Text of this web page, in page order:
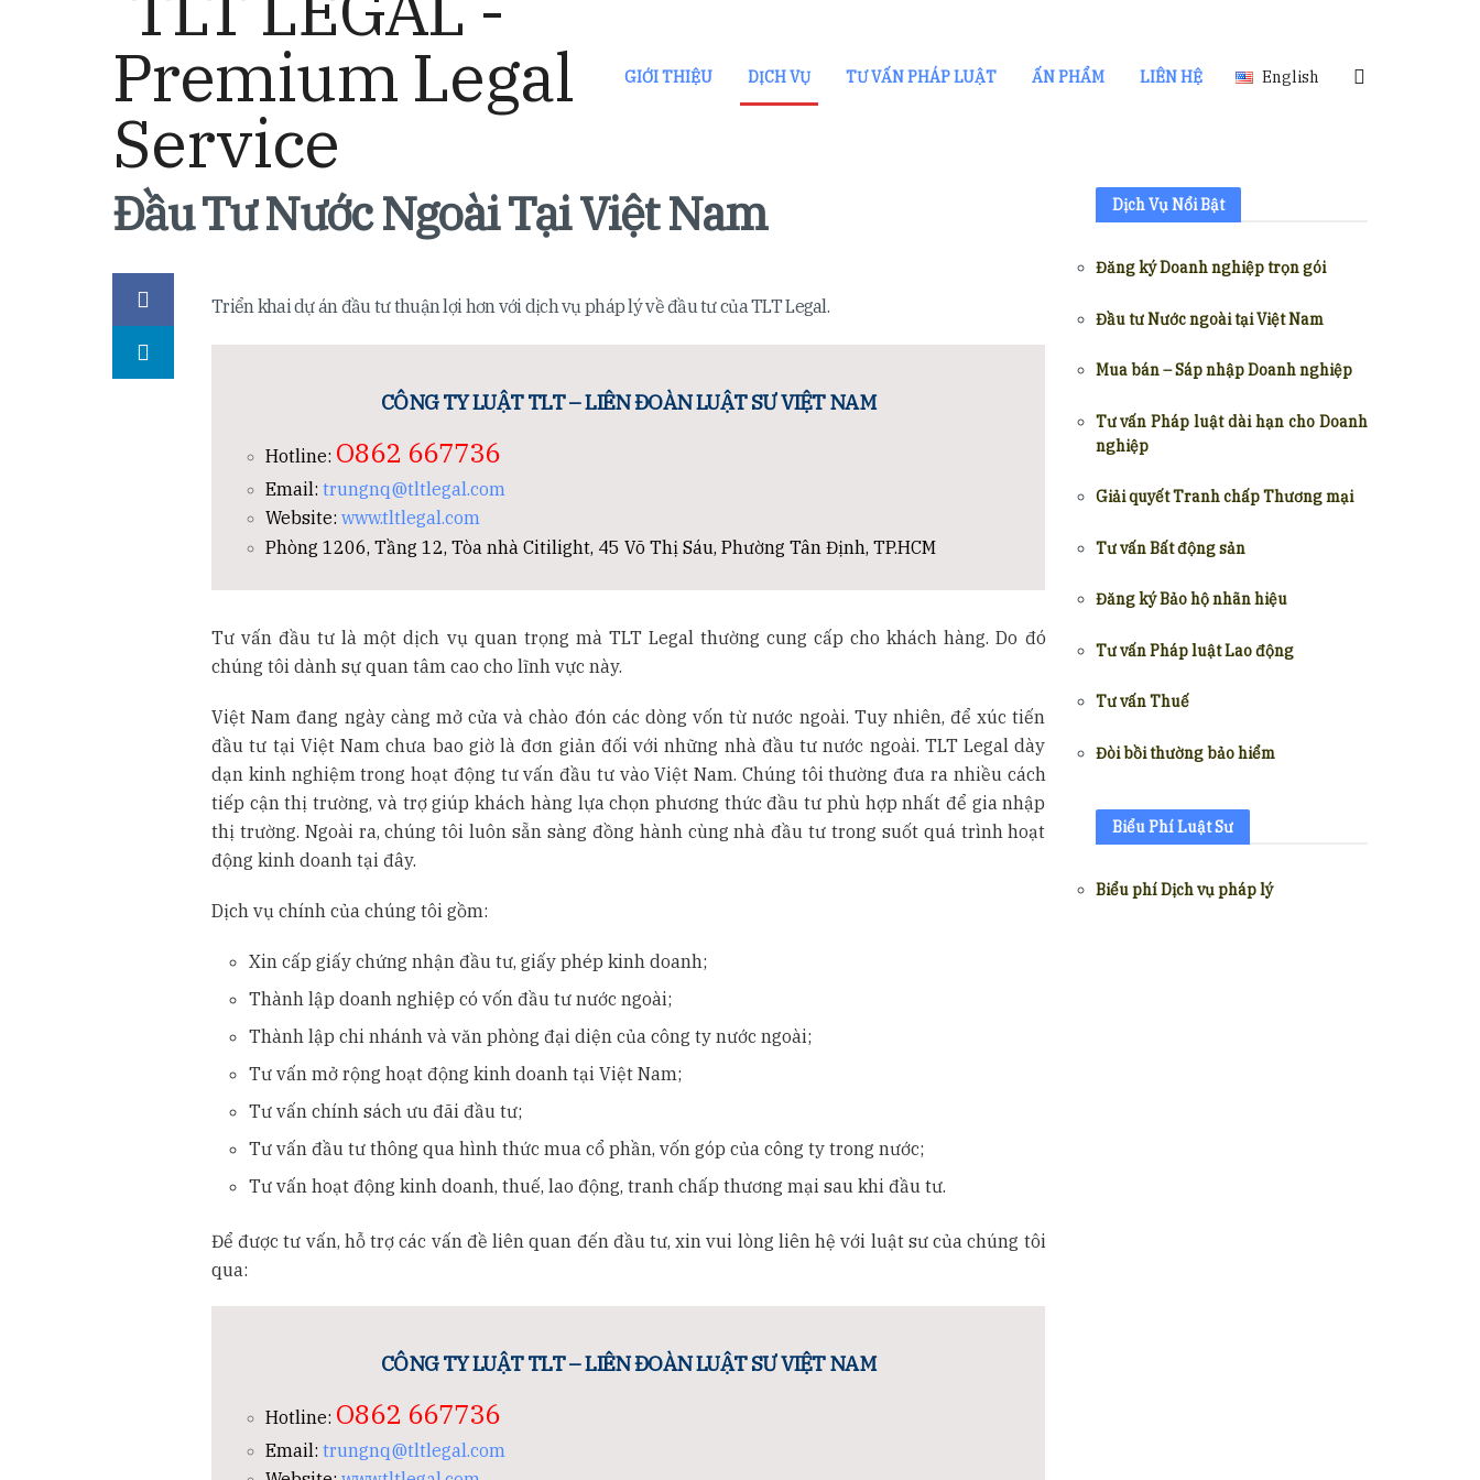
GIỚI THIỆU DỊCH VỤ TƯ VẤN PHÁP LUẬT ẤN PHẨM LIÊN HỆ English
Đầu Tư Nước Ngoài Tại Việt Nam
Triển khai dự án đầu tư thuận lợi hơn với dịch vụ pháp lý về đầu tư của TLT Legal.
CÔNG TY LUẬT TLT – LIÊN ĐOÀN LUẬT SƯ VIỆT NAM
Hotline: O862 667736
Email: trungnq@tltlegal.com
Website:www.tltlegal.com
Phòng 1206, Tầng 12, Tòa nhà Citilight, 45 Võ Thị Sáu, Phường Tân Định, TP.HCM
Tư vấn đầu tư là một dịch vụ quan trọng mà TLT Legal thường cung cấp cho khách hàng. Do đó
chúng tôi dành sự quan tâm cao cho lĩnh vực này.
Việt Nam đang ngày càng mở cửa và chào đón các dòng vốn từ nước ngoài. Tuy nhiên, để xúc tiến
đầu tư tại Việt Nam chưa bao giờ là đơn giản đối với những nhà đầu tư nước ngoài. TLT Legal dày
dạn kinh nghiệm trong hoạt động tư vấn đầu tư vào Việt Nam. Chúng tôi thường đưa ra nhiều cách
tiếp cận thị trường, và trợ giúp khách hàng lựa chọn phương thức đầu tư phù hợp nhất để gia nhập
thị trường. Ngoài ra, chúng tôi luôn sẵn sàng đồng hành cùng nhà đầu tư trong suốt quá trình hoạt
động kinh doanh tại đây.
Dịch vụ chính của chúng tôi gồm:
Xin cấp giấy chứng nhận đầu tư, giấy phép kinh doanh;
Thành lập doanh nghiệp có vốn đầu tư nước ngoài;
Thành lập chi nhánh và văn phòng đại diện của công ty nước ngoài;
Tư vấn mở rộng hoạt động kinh doanh tại Việt Nam;
Tư vấn chính sách ưu đãi đầu tư;
Tư vấn đầu tư thông qua hình thức mua cổ phần, vốn góp của công ty trong nước;
Tư vấn hoạt động kinh doanh, thuế, lao động, tranh chấp thương mại sau khi đầu tư.
Để được tư vấn, hỗ trợ các vấn đề liên quan đến đầu tư, xin vui lòng liên hệ với luật sư của chúng tôi
qua:
CÔNG TY LUẬT TLT – LIÊN ĐOÀN LUẬT SƯ VIỆT NAM
Hotline: O862 667736
Email: trungnq@tltlegal.com
Dịch Vụ Nổi Bật
Đăng ký Doanh nghiệp trọn gói
Đầu tư Nước ngoài tại Việt Nam
Mua bán – Sáp nhập Doanh nghiệp
Tư vấn Pháp luật dài hạn cho Doanh
nghiệp
Giải quyết Tranh chấp Thương mại
Tư vấn Bất động sản
Đăng ký Bảo hộ nhãn hiệu
Tư vấn Pháp luật Lao động
Tư vấn Thuế
Đòi bồi thường bảo hiểm
Biểu Phí Luật Sư
Biểu phí Dịch vụ pháp lý